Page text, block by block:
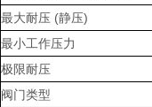
最大耐压 (静压)
最小工作压力
极限耐压
阀门类型